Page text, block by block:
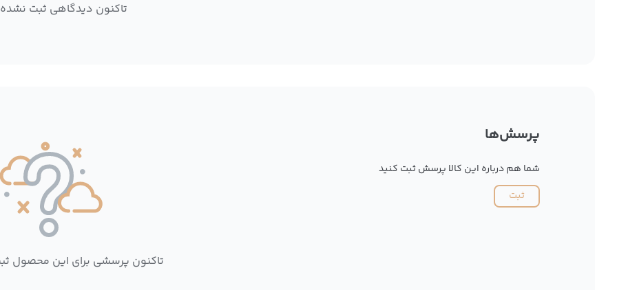
تاکنون دیدگاهی ثبت
پرسش‌ها
شما هم درباره این کالا پرسش ثبت کنید
ثبت
تاکنون پرسشی برای این محصول